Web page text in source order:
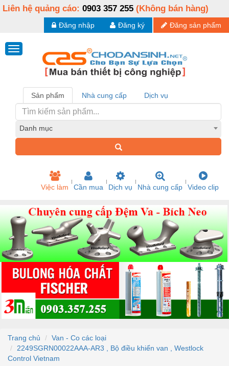
Liên hệ quảng cáo: 0903 357 255 (Không bán hàng)
Đăng sản phẩm
Đăng ký
Đăng nhập
Sản phẩm Nhà cung cấp Dịch vụ
Danh mục
Việc làm Cần mua Dịch vụ Nhà cung cấp Video clip
Trang chủ
Van - Co các loại
2249SGRN00022AAA-AR3 , Bộ điều khiển van , Westlock
Control Vietnam